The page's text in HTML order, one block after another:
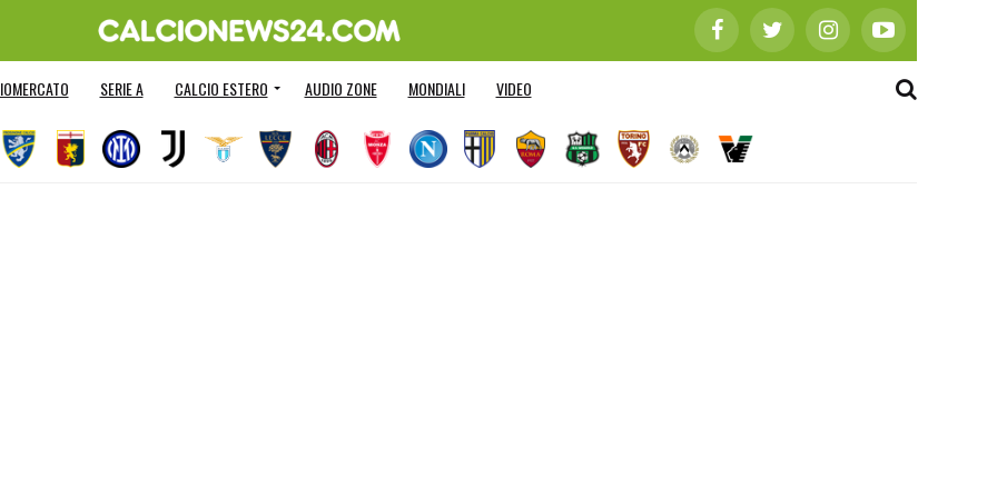
SERIE A CALCIO ESTERO AUDIO ZONE MONDIALI VIDEO